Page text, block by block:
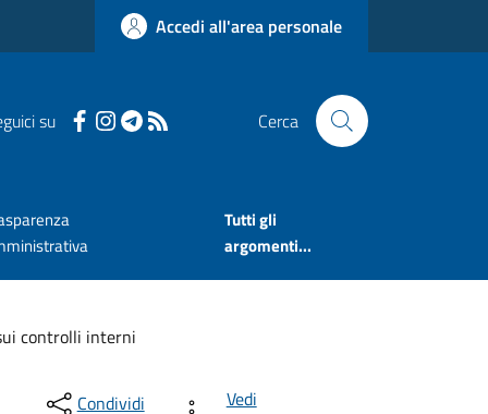
Accedi all'area personale
su Cerca
Tutti gli
argomenti...
controlli interni
Condividi
Vedi